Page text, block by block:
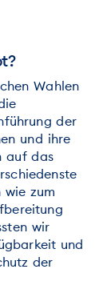
Wahlen
der
und ihre
auf das
zum
wir
und
der